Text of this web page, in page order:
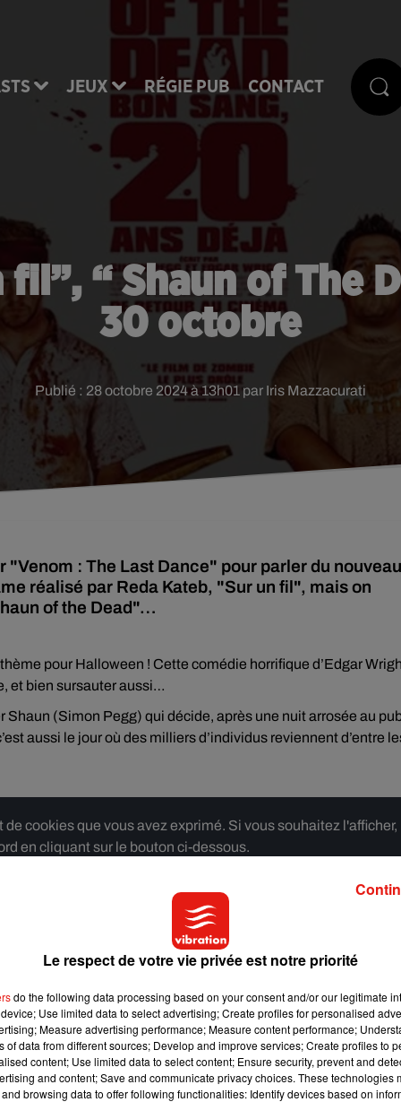
JEUX RÉGIE PUB CONTACT
“ Shaun of The
30 octobre
Publié : 28 octobre 2024 à 13h01 par Iris Mazzacurati
"Venom : The Last Dance" pour parler du nouveau
réalisé par Reda Kateb, "Sur un fil", mais on
of the Dead"…
pour Halloween ! Cette comédie horrifique d’Edgar
et bien sursauter aussi…
Shaun (Simon Pegg) qui décide, après une nuit arrosée au
aussi le jour où des milliers d’individus reviennent d’entre
cookies que vous avez exprimé. Si vous souhaitez l'afficher,
en cliquant sur le bouton ci-dessous.
long-métrage de l’acteur Reda Kateb derrière la caméra.
vos mouchoirs.
clowns d’une association qui se rendent dans le service
aux enfants malades, mais aussi à leur entourage ou
Le respect de votre vie privée est notre priorité
do the following data processing based on your consent and/or our legitimate
Use limited data to select advertising; Create profiles for personalised
Measure advertising performance; Measure content performance;
of data from different sources; Develop and improve services; Create profiles to
content; Use limited data to select content; Ensure security, prevent and
and content; Save and communicate privacy choices. These technologies
browsing data to offer following functionalities: Identify devices based on